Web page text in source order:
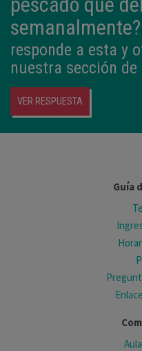
semanalmente?
responde a esta y
nuestra sección de
VER RESPUESTA
Guía